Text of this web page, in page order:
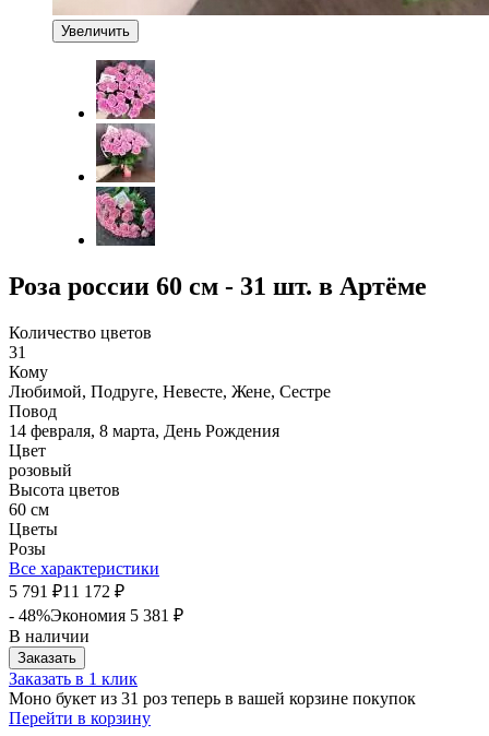
Увеличить
Роза россии 60 см - 31 шт. в Артёме
Количество цветов
31
Кому
Любимой, Подруге, Невесте, Жене, Сестре
Повод
14 февраля, 8 марта, День Рождения
Цвет
розовый
Высота цветов
60 см
Цветы
Розы
Все характеристики
5 791
₽11 172 ₽
- 48%Экономия 5 381 ₽
В наличии
Заказать
Заказать в 1 клик
Моно букет из 31 роз теперь в вашей корзине покупок
Перейти в корзину